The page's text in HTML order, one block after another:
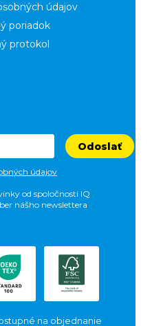
údajov
poriadok
protokol
Odoslať
údajov
od spoločnosti IQ
nášho newslettera
na objednanie